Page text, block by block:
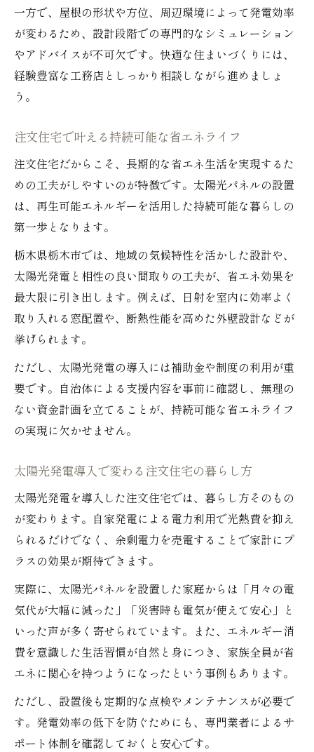
一方で、屋根の形状や方位、周辺環境によって発電効率
が変わるため、設計段階での専門的なシミュレーション
やアドバイスが不可欠です。快適な住まいづくりには、
経験豊富な工務店としっかり相談しながら進めましょ
う。
注文住宅で叶える持続可能な省エネライフ
注文住宅だからこそ、長期的な省エネ生活を実現するた
めの工夫がしやすいのが特徴です。太陽光パネルの設置
は、再生可能エネルギーを活用した持続可能な暮らしの
第一歩となります。
栃木県栃木市では、地域の気候特性を活かした設計や、
太陽光発電と相性の良い間取りの工夫が、省エネ効果を
最大限に引き出します。例えば、日射を室内に効率よく
取り入れる窓配置や、断熱性能を高めた外壁設計などが
挙げられます。
ただし、太陽光発電の導入には補助金や制度の利用が重
要です。自治体による支援内容を事前に確認し、無理の
ない資金計画を立てることが、持続可能な省エネライフ
の実現に欠かせません。
太陽光発電導入で変わる注文住宅の暮らし方
太陽光発電を導入した注文住宅では、暮らし方そのもの
が変わります。自家発電による電力利用で光熱費を抑え
られるだけでなく、余剰電力を売電することで家計にプ
ラスの効果が期待できます。
実際に、太陽光パネルを設置した家庭からは「月々の電
気代が大幅に減った」「災害時も電気が使えて安心」と
いった声が多く寄せられています。また、エネルギー消
費を意識した生活習慣が自然と身につき、家族全員が省
エネに関心を持つようになったという事例もあります。
ただし、設置後も定期的な点検やメンテナンスが必要で
す。発電効率の低下を防ぐためにも、専門業者によるサ
ポート体制を確認しておくと安心です。